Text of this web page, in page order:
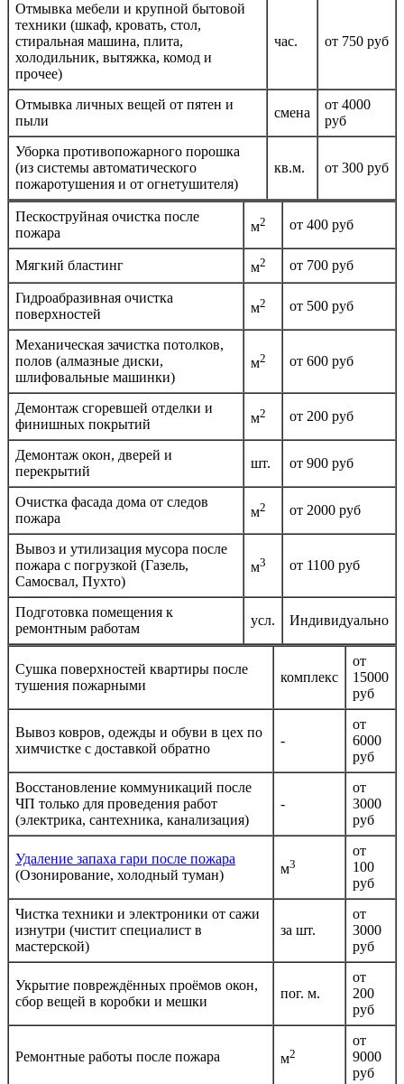
Отмывка мебели и крупной бытовой
техники (шкаф, кровать, стол,
стиральная машина, плита,
холодильник, вытяжка, комод и
прочее)
час. от 750 руб
Отмывка личных вещей от пятен и
пыли
смена
от 4000
руб
Уборка противопожарного порошка
(из системы автоматического
пожаротушения и от огнетушителя)
кв.м. от 300 руб
Пескоструйная очистка после
пожара
м2 от 400 руб
Мягкий бластинг м2 от 700 руб
Гидроабразивная очистка
поверхностей
м2 от 500 руб
Механическая зачистка потолков,
полов (алмазные диски,
шлифовальные машинки)
м2 от 600 руб
Демонтаж сгоревшей отделки и
финишных покрытий
м2 от 200 руб
Демонтаж окон, дверей и
перекрытий
шт. от 900 руб
Очистка фасада дома от следов
пожара
м2 от 2000 руб
Вывоз и утилизация мусора после
пожара с погрузкой (Газель,
Самосвал, Пухто)
м3 от 1100 руб
Подготовка помещения к
ремонтным работам
усл. Индивидуально
Сушка поверхностей квартиры после
тушения пожарными
комплекс
от
15000
руб
Вывоз ковров, одежды и обуви в цех по
химчистке с доставкой обратно
-
от
6000
руб
Восстановление коммуникаций после
ЧП только для проведения работ
(электрика, сантехника, канализация)
-
от
3000
руб
Удаление запаха гари после пожара
(Озонирование, холодный туман)
м3
от
100
руб
Чистка техники и электроники от сажи
изнутри (чистит специалист в
мастерской)
за шт.
от
3000
руб
Укрытие повреждённых проёмов окон,
сбор вещей в коробки и мешки
пог. м.
от
200
руб
Ремонтные работы после пожара м2
от
9000
руб